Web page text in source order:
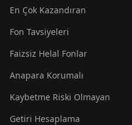
En Çok Kazandıran
Fon Tavsiyeleri
Faizsiz Helal Fonlar
Anapara Korumalı
Kaybetme Riski Olmayan
Getiri Hesaplama